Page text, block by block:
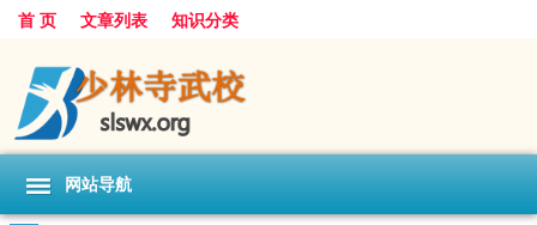
首 页 文章列表 知识分类
网站导航